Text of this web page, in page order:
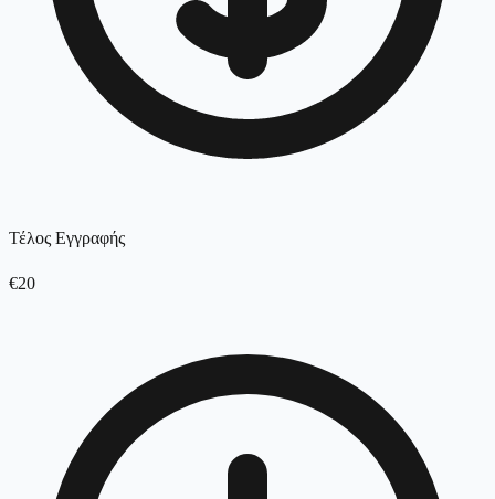
Τέλος Εγγραφής
€20